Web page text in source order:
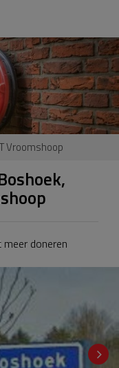
Vroomshoop
meer doneren